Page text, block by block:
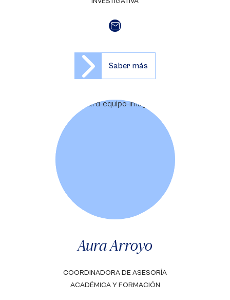
Saber más
Aura Arroyo
COORDINADORA DE ASESORÍA
ACADÉMICA Y FORMACIÓN